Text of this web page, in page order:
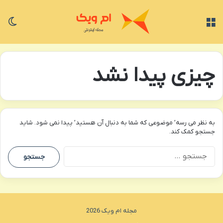
چیزی پیدا نشد
به نظر می رسه’ موضوعی که شما به دنبال آن هستید’ پیدا نمی شود. شاید
جستجو کمک کند.
جستجو
برای:
مجله ام ویک 2026